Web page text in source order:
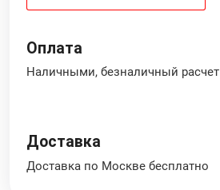
Оплата
Наличными, безналичный расчет
Доставка
Доставка по Москве бесплатно